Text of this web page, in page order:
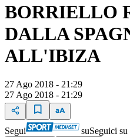
BORRIELLO
DALLA
ALL'IBIZA
27 Ago 2018 - 21:29
27 Ago 2018 - 21:29
Segui suSeguici su